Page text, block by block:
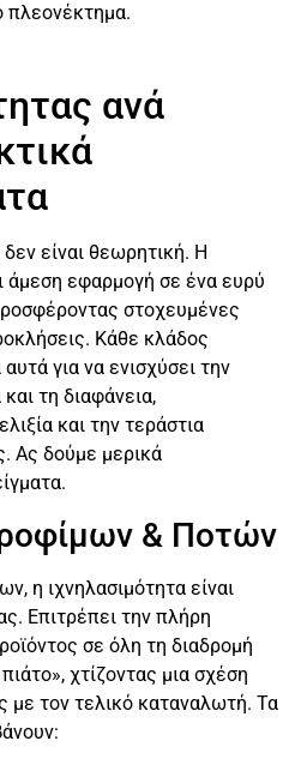
πλεονέκτημα.
ανά
είναι θεωρητική. Η
άμεση εφαρμογή σε ένα ευρύ
στοχευμένες
Κάθε κλάδος
για να ενισχύσει την
τη διαφάνεια,
και την τεράστια
Ας δούμε μερικά
& Ποτών
η ιχνηλασιμότητα είναι
Επιτρέπει την πλήρη
σε όλη τη διαδρομή
χτίζοντας μια σχέση
με τον τελικό καταναλωτή. Τα